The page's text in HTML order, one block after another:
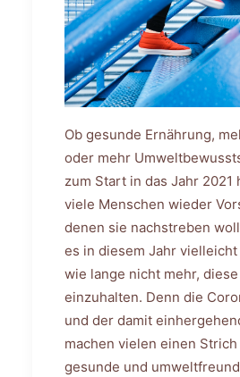
Ob gesunde Ernährung,
oder mehr
zum Start in das Jahr 2021
viele Menschen wieder
denen sie nachstreben
es in diesem Jahr
wie lange nicht mehr,
einzuhalten. Denn die
und der damit
machen vielen einen
gesunde und